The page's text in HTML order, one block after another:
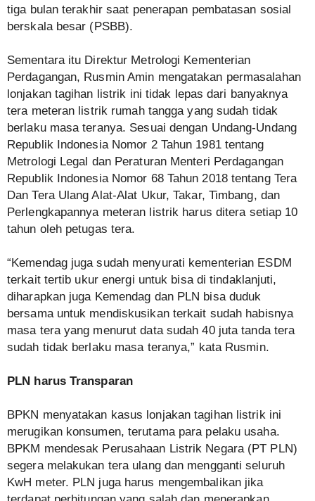
tiga bulan terakhir saat penerapan pembatasan sosial
berskala besar (PSBB).
Sementara itu Direktur Metrologi Kementerian
Perdagangan, Rusmin Amin mengatakan permasalahan
lonjakan tagihan listrik ini tidak lepas dari banyaknya
tera meteran listrik rumah tangga yang sudah tidak
berlaku masa teranya. Sesuai dengan Undang-Undang
Republik Indonesia Nomor 2 Tahun 1981 tentang
Metrologi Legal dan Peraturan Menteri Perdagangan
Republik Indonesia Nomor 68 Tahun 2018 tentang Tera
Dan Tera Ulang Alat-Alat Ukur, Takar, Timbang, dan
Perlengkapannya meteran listrik harus ditera setiap 10
tahun oleh petugas tera.
“Kemendag juga sudah menyurati kementerian ESDM
terkait tertib ukur energi untuk bisa di tindaklanjuti,
diharapkan juga Kemendag dan PLN bisa duduk
bersama untuk mendiskusikan terkait sudah habisnya
masa tera yang menurut data sudah 40 juta tanda tera
sudah tidak berlaku masa teranya,” kata Rusmin.
PLN harus Transparan
BPKN menyatakan kasus lonjakan tagihan listrik ini
merugikan konsumen, terutama para pelaku usaha.
BPKM mendesak Perusahaan Listrik Negara (PT PLN)
segera melakukan tera ulang dan mengganti seluruh
KwH meter. PLN juga harus mengembalikan jika